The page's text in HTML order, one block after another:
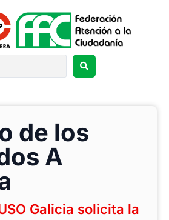
de los
A
Galicia solicita la